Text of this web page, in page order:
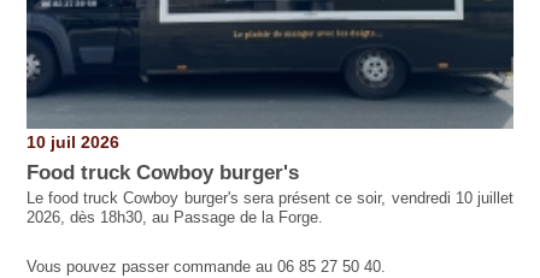
10 juil 2026
Food truck Cowboy burger's
Le food truck Cowboy burger's sera présent ce soir, vendredi 10 juillet
2026, dès 18h30, au Passage de la Forge.
Vous pouvez passer commande au 06 85 27 50 40.